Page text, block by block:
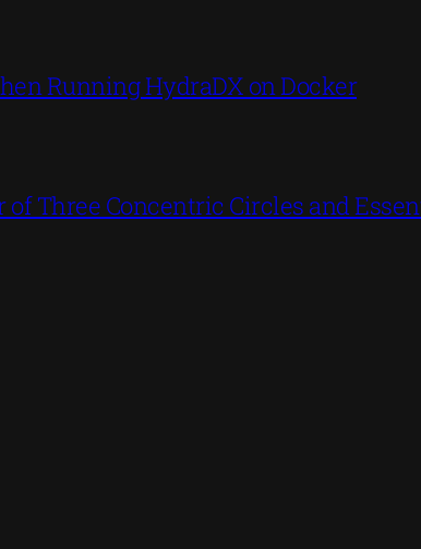
Running HydraDX on Docker
of Three Concentric Circles and